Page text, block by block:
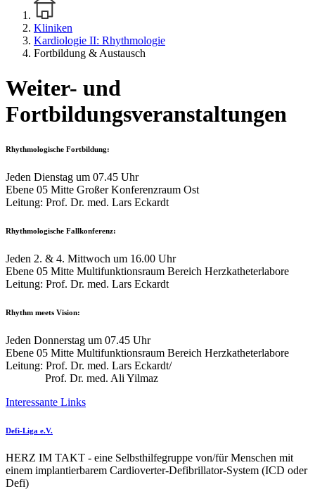
Kliniken
Kardiologie II: Rhythmologie
Fortbildung & Austausch
Weiter- und
Fortbildungsveranstaltungen
Rhythmologische Fortbildung:
Jeden Dienstag um 07.45 Uhr
Ebene 05 Mitte Großer Konferenzraum Ost
Leitung: Prof. Dr. med. Lars Eckardt
Rhythmologische Fallkonferenz:
Jeden 2. & 4. Mittwoch um 16.00 Uhr
Ebene 05 Mitte Multifunktionsraum Bereich Herzkatheterlabore
Leitung: Prof. Dr. med. Lars Eckardt
Rhythm meets Vision:
Jeden Donnerstag um 07.45 Uhr
Ebene 05 Mitte Multifunktionsraum Bereich Herzkatheterlabore
Leitung: Prof. Dr. med. Lars Eckardt/
Prof. Dr. med. Ali Yilmaz
Interessante Links
Defi-Liga e.V.
HERZ IM TAKT - eine Selbsthilfegruppe von/für Menschen mit
einem implantierbarem Cardioverter-Defibrillator-System (ICD oder
Defi)